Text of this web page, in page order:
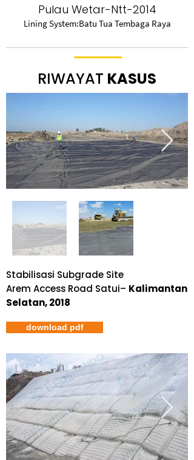
Pulau Wetar-Ntt-2014
Lining System:Batu Tua Tembaga Raya
RIWAYAT KASUS
Stabilisasi Subgrade Site
Arem Access Road Satui– Kalimantan
Selatan, 2018
download pdf